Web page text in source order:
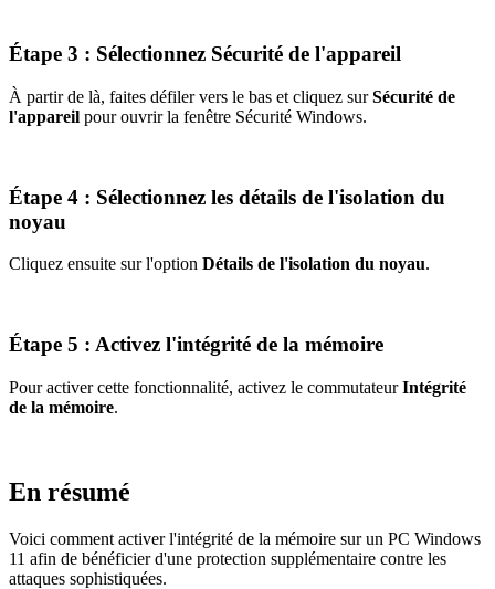
Étape 3 : Sélectionnez Sécurité de l'appareil
À partir de là, faites défiler vers le bas et cliquez surSécurité de
l'appareil pour ouvrir la fenêtre Sécurité Windows.
Étape 4 : Sélectionnez les détails de l'isolation du
noyau
Cliquez ensuite sur l'option Détails de l'isolation du noyau.
Étape 5 : Activez l'intégrité de la mémoire
Pour activer cette fonctionnalité, activez le commutateurIntégrité
de la mémoire.
En résumé
Voici comment activer l'intégrité de la mémoire sur un PC Windows
11 afin de bénéficier d'une protection supplémentaire contre les
attaques sophistiquées.